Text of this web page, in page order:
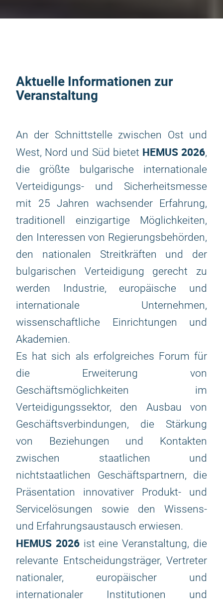
Aktuelle Informationen zur
Veranstaltung
An der Schnittstelle zwischen Ost und
West, Nord und Süd bietet HEMUS 2026,
die größte bulgarische internationale
Verteidigungs- und Sicherheitsmesse
mit 25 Jahren wachsender Erfahrung,
traditionell einzigartige Möglichkeiten,
den Interessen von Regierungsbehörden,
den nationalen Streitkräften und der
bulgarischen Verteidigung gerecht zu
werden Industrie, europäische und
internationale Unternehmen,
wissenschaftliche Einrichtungen und
Akademien.
Es hat sich als erfolgreiches Forum für
die Erweiterung von
Geschäftsmöglichkeiten im
Verteidigungssektor, den Ausbau von
Geschäftsverbindungen, die Stärkung
von Beziehungen und Kontakten
zwischen staatlichen und
nichtstaatlichen Geschäftspartnern, die
Präsentation innovativer Produkt- und
Servicelösungen sowie den Wissens-
und Erfahrungsaustausch erwiesen.
HEMUS 2026ist eine Veranstaltung, die
relevante Entscheidungsträger, Vertreter
nationaler, europäischer und
internationaler Institutionen und